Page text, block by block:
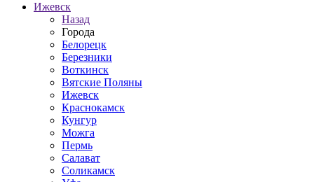
Ижевск
Назад
Города
Белорецк
Березники
Воткинск
Вятские Поляны
Ижевск
Краснокамск
Кунгур
Можга
Пермь
Салават
Соликамск